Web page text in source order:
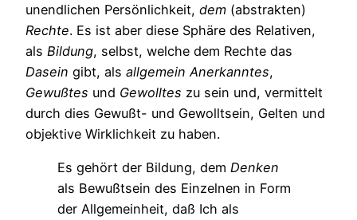
unendlichen Persönlichkeit, dem (abstrakten)
Rechte. Es ist aber diese Sphäre des Relativen,
als Bildung, selbst, welche dem Rechte das
Dasein gibt, als allgemein Anerkanntes,
Gewußtes und Gewolltes zu sein und, vermittelt
durch dies Gewußt- und Gewolltsein, Gelten und
objektive Wirklichkeit zu haben.
Es gehört der Bildung, dem Denken
als Bewußtsein des Einzelnen in Form
der Allgemeinheit, daß Ich als